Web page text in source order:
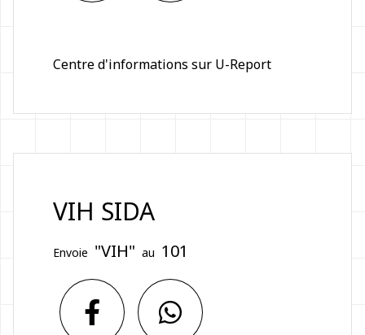
Centre d'informations sur U-Report
VIH SIDA
Envoie "VIH" au 101